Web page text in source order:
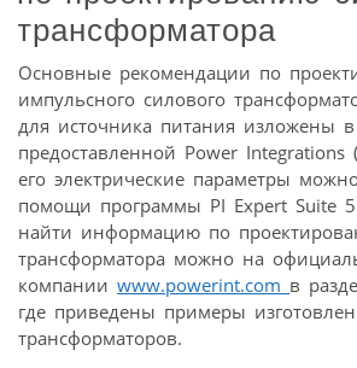
трансформатора
Основные рекомендации по
импульсного силового
для источника питания изложены
предоставленной Power Integrations
его электрические параметры
помощи программы PI Expert Suite
найти информацию по
трансформатора можно на
компании www.powerint.com в
где приведены примеры
трансформаторов.